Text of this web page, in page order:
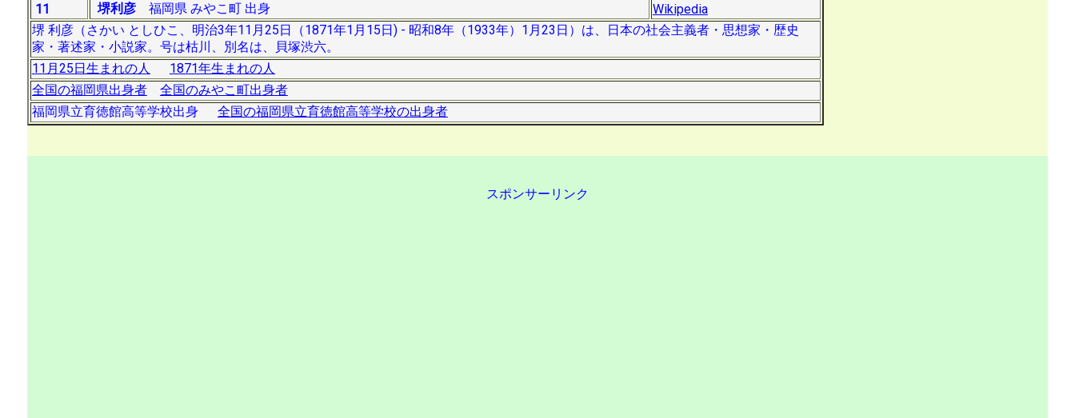
11
堺利彦福岡県 みやこ町 出身
Wikipedia
堺 利彦（さかい としひこ、明治3年11月25日（1871年1月15日) - 昭和8年（1933年）1月23日）は、日本の社会主義者・思想家・歴史
家・著述家・小説家。号は枯川、別名は、貝塚渋六。
11月25日生まれの人
1871年生まれの人
全国の福岡県出身者
全国のみやこ町出身者
福岡県立育徳館高等学校出身 全国の福岡県立育徳館高等学校の出身者
スポンサーリンク